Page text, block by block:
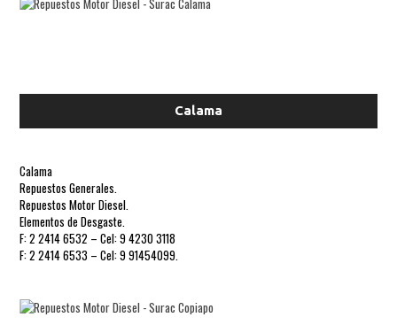
Calama
Calama
Repuestos Generales.
Repuestos Motor Diesel.
Elementos de Desgaste.
F: 2 2414 6532 – Cel: 9 4230 3118
F: 2 2414 6533 – Cel: 9 91454099.